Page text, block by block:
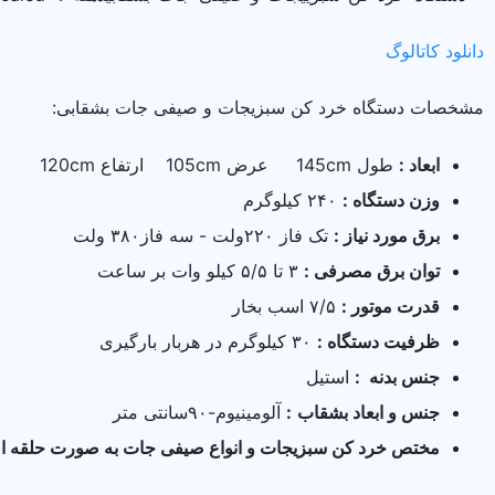
دانلود کاتالوگ
مشخصات دستگاه خرد کن سبزیجات و صیفی جات بشقابی:
ابعاد : طول 145cm عرض 105cm ارتفاع 120cm
وزن دستگاه :
برق مورد نیاز : تک فاز ۲۲۰ولت - سه فاز۳۸۰ ولت
توان برق مصرفی :
قدرت موتور :
ظرفیت دستگاه :
جنس بدنه : استیل
جنس و ابعاد بشقاب : آلومینیوم-۹۰سانتی متر
مختص خرد کن سبزیجات و انواع صیفی جات به صورت حلقه